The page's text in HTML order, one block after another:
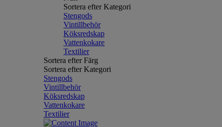
Sortera efter Kategori
Stengods
Vintillbehör
Köksredskap
Vattenkokare
Textilier
Sortera efter Färg
Sortera efter Kategori
Stengods
Vintillbehör
Köksredskap
Vattenkokare
Textilier